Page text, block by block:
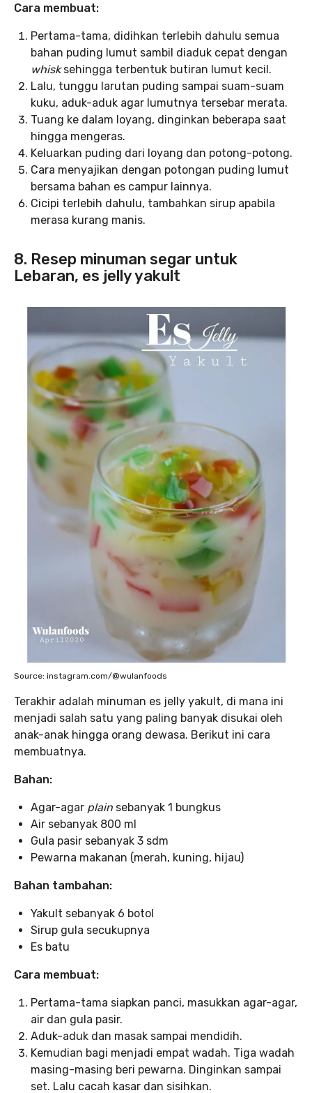
Cara membuat:
Pertama-tama, didihkan terlebih dahulu semua
bahan puding lumut sambil diaduk cepat dengan
whisksehingga terbentuk butiran lumut kecil.
Lalu, tunggu larutan puding sampai suam-suam
kuku, aduk-aduk agar lumutnya tersebar merata.
Tuang ke dalam loyang, dinginkan beberapa saat
hingga mengeras.
Keluarkan puding dari loyang dan potong-potong.
Cara menyajikan dengan potongan puding lumut
bersama bahan es campur lainnya.
Cicipi terlebih dahulu, tambahkan sirup apabila
merasa kurang manis.
8. Resep minuman segar untuk
Lebaran, es jelly yakult
Source: instagram.com/@wulanfoods
Terakhir adalah minuman es jelly yakult, di mana ini
menjadi salah satu yang paling banyak disukai oleh
anak-anak hingga orang dewasa. Berikut ini cara
membuatnya.
Bahan:
Agar-agar plain sebanyak 1 bungkus
Air sebanyak 800 ml
Gula pasir sebanyak 3 sdm
Pewarna makanan (merah, kuning, hijau)
Bahan tambahan:
Yakult sebanyak 6 botol
Sirup gula secukupnya
Es batu
Cara membuat:
Pertama-tama siapkan panci, masukkan agar-agar,
air dan gula pasir.
Aduk-aduk dan masak sampai mendidih.
Kemudian bagi menjadi empat wadah. Tiga wadah
masing-masing beri pewarna. Dinginkan sampai
set. Lalu cacah kasar dan sisihkan.